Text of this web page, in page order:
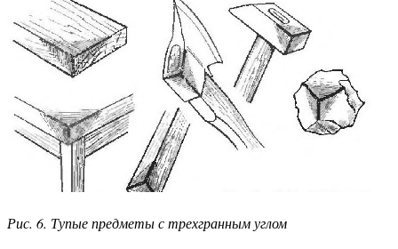
Рис. 6. Тупые предметы с трехгранным углом